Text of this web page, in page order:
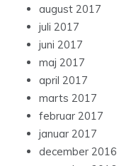
august 2017
juli 2017
juni 2017
maj 2017
april 2017
marts 2017
februar 2017
januar 2017
december 2016